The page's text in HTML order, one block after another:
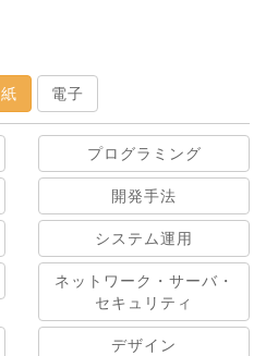
紙 電子
プログラミング
開発手法
システム運用
ネットワーク・サーバ・
セキュリティ
デザイン